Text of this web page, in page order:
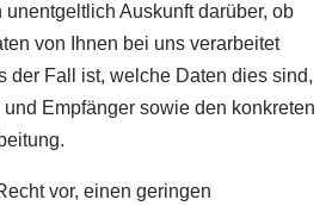
Auskunft darüber, ob
von Ihnen bei uns verarbeitet
der Fall ist, welche Daten dies sind,
Empfänger sowie den konkreten
vor, einen geringen